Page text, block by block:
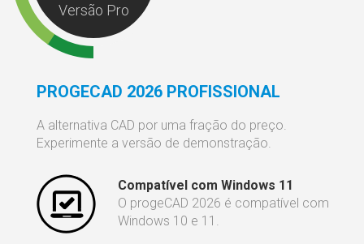
Versão Pro
PROGECAD 2026 PROFISSIONAL
A alternativa CAD por uma fração do preço.
Experimente a versão de demonstração.
Compatível com Windows 11
O progeCAD 2026 é compatível com
Windows 10 e 11.